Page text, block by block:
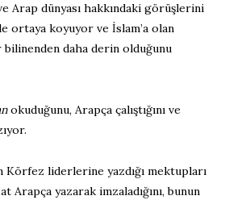
Arap dünyası hakkındaki görüşlerini
ortaya koyuyor ve İslam’a olan
daha derin olduğunu
okuduğunu, Arapça çalıştığını ve
Körfez liderlerine yazdığı mektupları
Arapça yazarak imzaladığını, bunun